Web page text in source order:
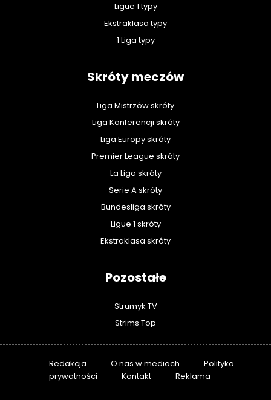
Ligue 1 typy
Ekstraklasa typy
1 Liga typy
Skróty meczów
Liga Mistrzów skróty
Liga Konferencji skróty
Liga Europy skróty
Premier League skróty
La Liga skróty
Serie A skróty
Bundesliga skróty
Ligue 1 skróty
Ekstraklasa skróty
Pozostałe
Strumyk TV
Strims Top
Redakcja O nas w mediach
Polityka
prywatności
Kontakt Reklama